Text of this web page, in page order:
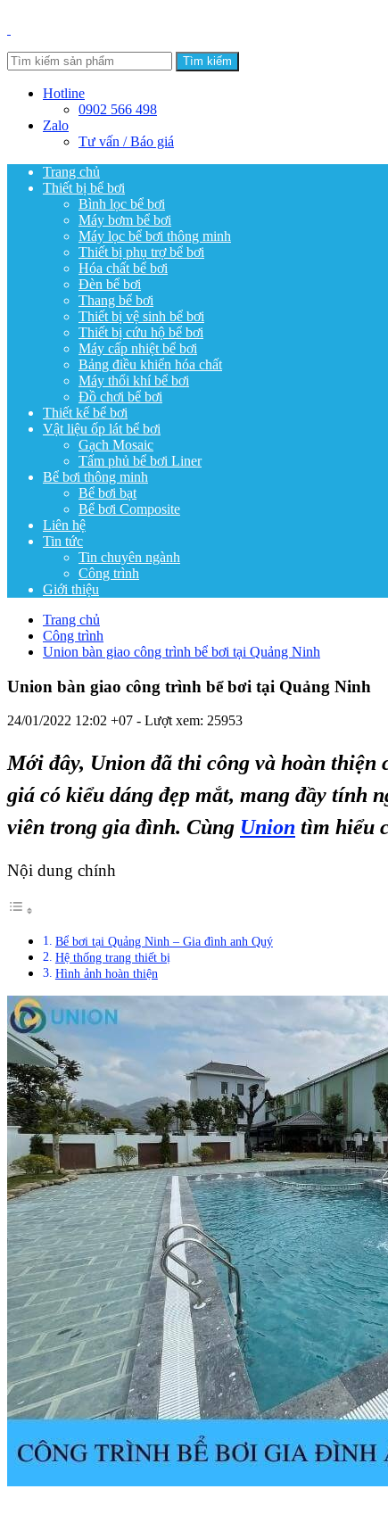
Tìm kiếm
Hotline
0902 566 498
Zalo
Tư vấn / Báo giá
Trang chủ
Thiết bị bể bơi
Bình lọc bể bơi
Máy bơm bể bơi
Máy lọc bể bơi thông minh
Thiết bị phụ trợ bể bơi
Hóa chất bể bơi
Đèn bể bơi
Thang bể bơi
Thiết bị vệ sinh bể bơi
Thiết bị cứu hộ bể bơi
Máy cấp nhiệt bể bơi
Bảng điều khiển hóa chất
Máy thổi khí bể bơi
Đồ chơi bể bơi
Thiết kế bể bơi
Vật liệu ốp lát bể bơi
Gạch Mosaic
Tấm phủ bể bơi Liner
Bể bơi thông minh
Bể bơi bạt
Bể bơi Composite
Liên hệ
Tin tức
Tin chuyên ngành
Công trình
Giới thiệu
Trang chủ
Công trình
Union bàn giao công trình bể bơi tại Quảng Ninh
Union bàn giao công trình bể bơi tại Quảng Ninh
24/01/2022 12:02 +07 - Lượt xem: 25953
Mới đây, Union đã thi công và hoàn thiện
giá có kiểu dáng đẹp mắt, mang đầy tính
viên trong gia đình. Cùng Union tìm hiểu
Nội dung chính
Bể bơi tại Quảng Ninh – Gia đình anh Quý
Hệ thống trang thiết bị
Hình ảnh hoàn thiện